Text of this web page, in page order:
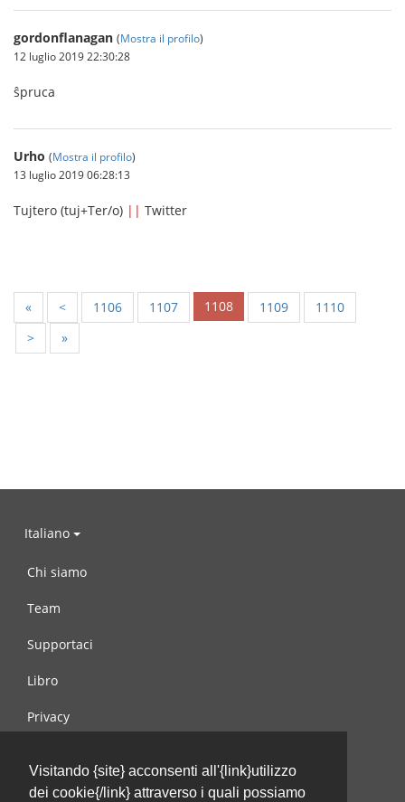
Visitando {site} acconsenti all'{link}utilizzo
dei cookie{/link} attraverso i quali possiamo
gordonflanagan (Mostra il profilo)
12 luglio 2019 22:30:28
ŝpruca
Urho (Mostra il profilo)
13 luglio 2019 06:28:13
Tujtero (tuj+Ter/o) || Twitter
« < 1106 1107 1108 1109
1110
>
»
Italiano
Chi siamo
Team
Supportaci
Libro
Privacy
Contattaci